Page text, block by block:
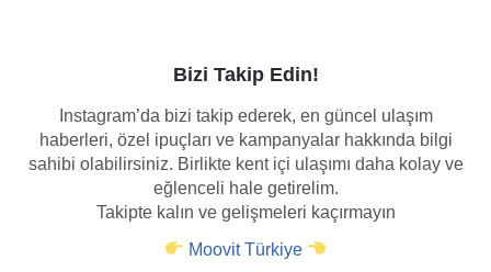
Bizi Takip Edin!
Instagram’da bizi takip ederek, en güncel ulaşım
haberleri, özel ipuçları ve kampanyalar hakkında bilgi
sahibi olabilirsiniz. Birlikte kent içi ulaşımı daha kolay ve
eğlenceli hale getirelim.
Takipte kalın ve gelişmeleri kaçırmayın
Moovit Türkiye